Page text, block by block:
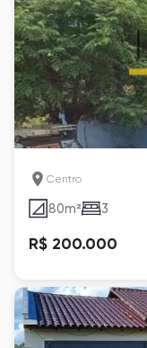
Centro
80m² 3
R$ 200.000